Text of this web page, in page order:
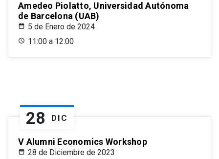
Amedeo Piolatto, Universidad Autónoma
de Barcelona (UAB)
5 de Enero de 2024
11:00 a 12:00
28 DIC
V Alumni Economics Workshop
28 de Diciembre de 2023